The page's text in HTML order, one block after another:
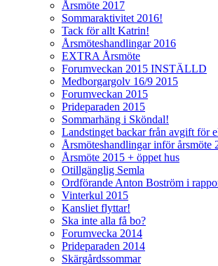
Årsmöte 2017
Sommaraktivitet 2016!
Tack för allt Katrin!
Årsmöteshandlingar 2016
EXTRA Årsmöte
Forumveckan 2015 INSTÄLLD
Medborgargolv 16/9 2015
Forumveckan 2015
Prideparaden 2015
Sommarhäng i Sköndal!
Landstinget backar från avgift för
Årsmöteshandlingar inför årsmöte
Årsmöte 2015 + öppet hus
Otillgänglig Semla
Ordförande Anton Boström i
Vinterkul 2015
Kansliet flyttar!
Ska inte alla få bo?
Forumvecka 2014
Prideparaden 2014
Skärgårdssommar